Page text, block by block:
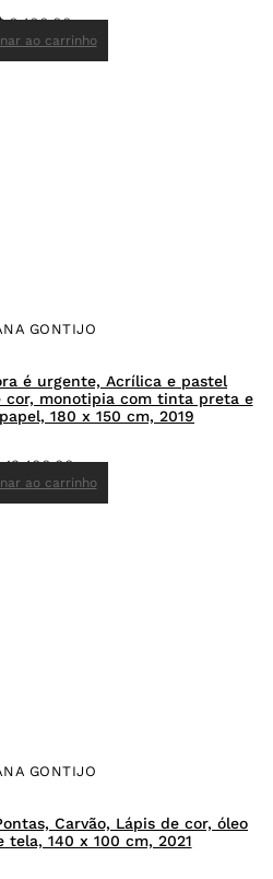
6.400,00
ao carrinho
GONTIJO
é urgente, Acrílica e pastel
cor, monotipia com tinta preta e
180 x 150 cm, 2019
13.400,00
ao carrinho
GONTIJO
Carvão, Lápis de cor, óleo
tela, 140 x 100 cm, 2021